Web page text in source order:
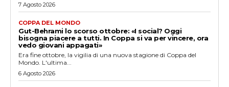
7 Agosto 2026
COPPA DEL MONDO
Gut-Behrami lo scorso ottobre: «I social? Oggi
bisogna piacere a tutti. In Coppa si va per vincere, ora
vedo giovani appagati»
Era fine ottobre, la vigilia di una nuova stagione di Coppa del
Mondo. L'ultima...
6 Agosto 2026